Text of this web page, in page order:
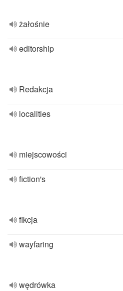
żałośnie
editorship
Redakcja
localities
miejscowości
fiction's
fikcja
wayfaring
wędrówka